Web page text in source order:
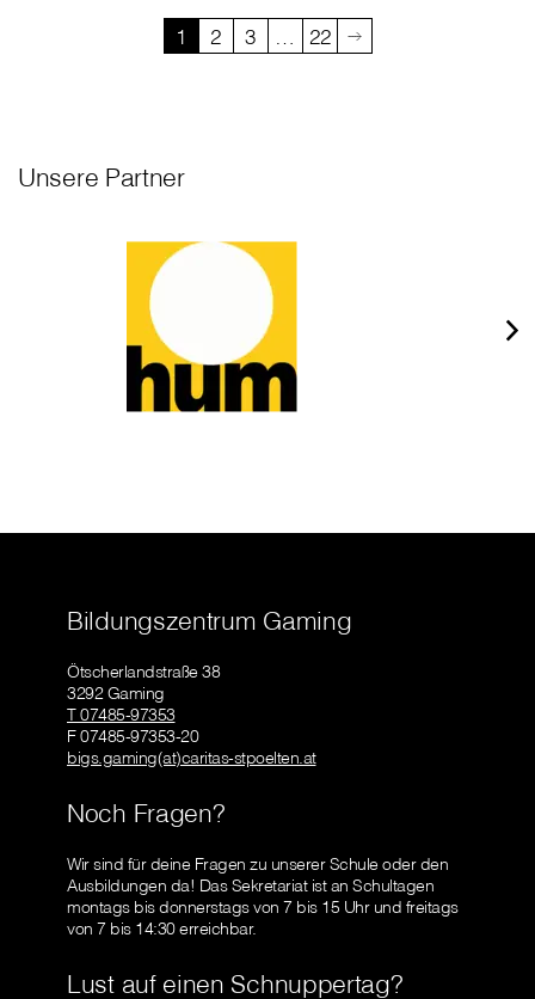
1 2 3 … 22
Unsere Partner
Bildungszentrum Gaming
Ötscherlandstraße 38
3292 Gaming
T 07485-97353
F 07485-97353-20
bigs.gaming(at)caritas-stpoelten.at
Noch Fragen?
Wir sind für deine Fragen zu unserer Schule oder den
Ausbildungen da! Das Sekretariat ist an Schultagen
montags bis donnerstags von 7 bis 15 Uhr und freitags
von 7 bis 14:30 erreichbar.
Lust auf einen Schnuppertag?